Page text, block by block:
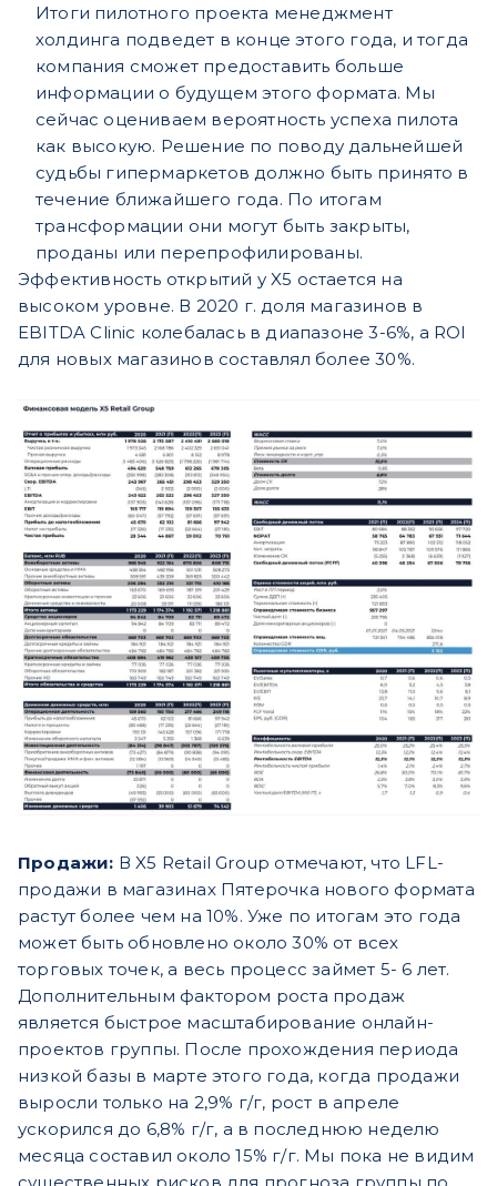
Итоги пилотного проекта менеджмент
холдинга подведет в конце этого года, и тогда
компания сможет предоставить больше
информации о будущем этого формата. Мы
сейчас оцениваем вероятность успеха пилота
как высокую. Решение по поводу дальнейшей
судьбы гипермаркетов должно быть принято в
течение ближайшего года. По итогам
трансформации они могут быть закрыты,
проданы или перепрофилированы.
Эффективность открытий у X5 остается на
высоком уровне. В 2020 г. доля магазинов в
EBITDA Clinic колебалась в диапазоне 3-6%, а ROI
для новых магазинов составлял более 30%.
Продажи: В X5 Retail Group отмечают, что LFL-
продажи в магазинах Пятерочка нового формата
растут более чем на 10%. Уже по итогам это года
может быть обновлено около 30% от всех
торговых точек, а весь процесс займет 5- 6 лет.
Дополнительным фактором роста продаж
является быстрое масштабирование онлайн-
проектов группы. После прохождения периода
низкой базы в марте этого года, когда продажи
выросли только на 2,9% г/г, рост в апреле
ускорился до 6,8% г/г, а в последнюю неделю
месяца составил около 15% г/г. Мы пока не видим